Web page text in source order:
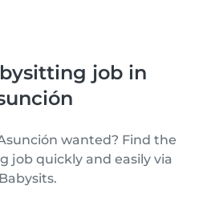
job in
wanted? Find the
job quickly and easily via
Babysits.